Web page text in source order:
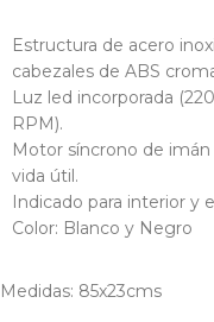
Estructura de acero
cabezales de ABS
Luz led incorporada
RPM).
Motor síncrono de
vida útil.
Indicado para interior y
Color: Blanco y Negro
Medidas: 85x23cms